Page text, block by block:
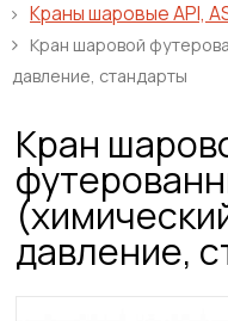
Краны шаровые API,
Кран шаровой
давление, стандарты
Кран
давление,